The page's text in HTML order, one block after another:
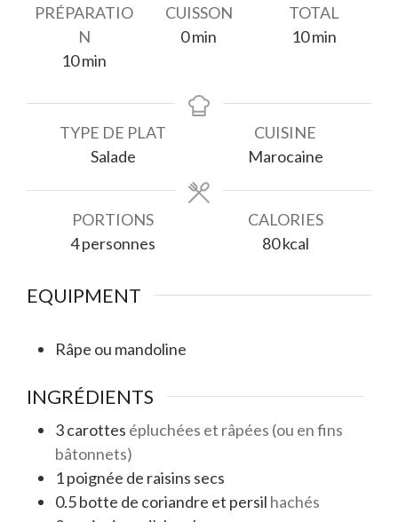
PRÉPARATIO
N
10minutes
min
CUISSON
0minutes
min
TOTAL
10minutes
min
TYPE DE PLAT
Salade
CUISINE
Marocaine
PORTIONS
4personnes
CALORIES
80 kcal
EQUIPMENT
Râpe ou mandoline
INGRÉDIENTS
3carottes épluchées et râpées (ou en fins
bâtonnets)
1poignée de raisins secs
0.5botte de coriandre et persil hachés